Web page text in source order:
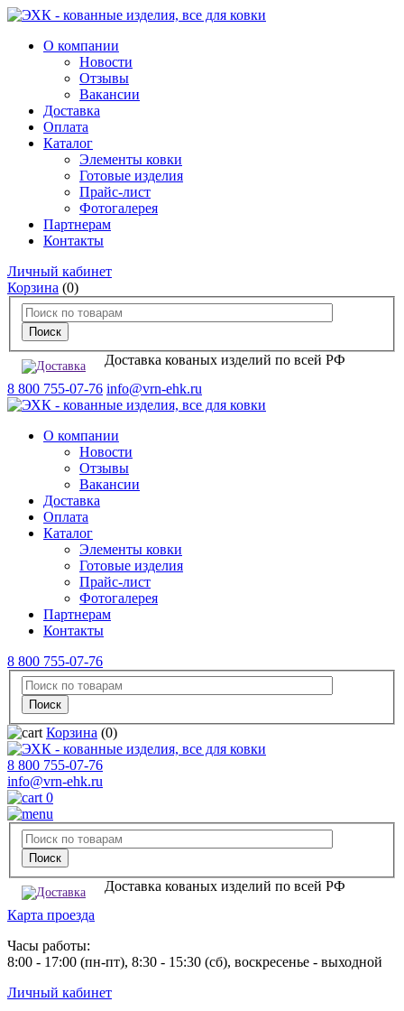
О компании
Новости
Отзывы
Вакансии
Доставка
Оплата
Каталог
Элементы ковки
Готовые изделия
Прайс-лист
Фотогалерея
Партнерам
Контакты
Личный кабинет
Корзина (0)
Доставка кованых изделий по всей РФ
8 800 755-07-76 info@vrn-ehk.ru
О компании
Новости
Отзывы
Вакансии
Доставка
Оплата
Каталог
Элементы ковки
Готовые изделия
Прайс-лист
Фотогалерея
Партнерам
Контакты
8 800 755-07-76
Корзина (0)
8 800 755-07-76
info@vrn-ehk.ru
0
Доставка кованых изделий по всей РФ
Карта проезда
Часы работы:
8:00 - 17:00 (пн-пт), 8:30 - 15:30 (сб), воскресенье - выходной
Личный кабинет